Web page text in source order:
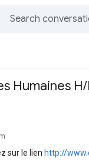
Humaines H/
sur le lien http://